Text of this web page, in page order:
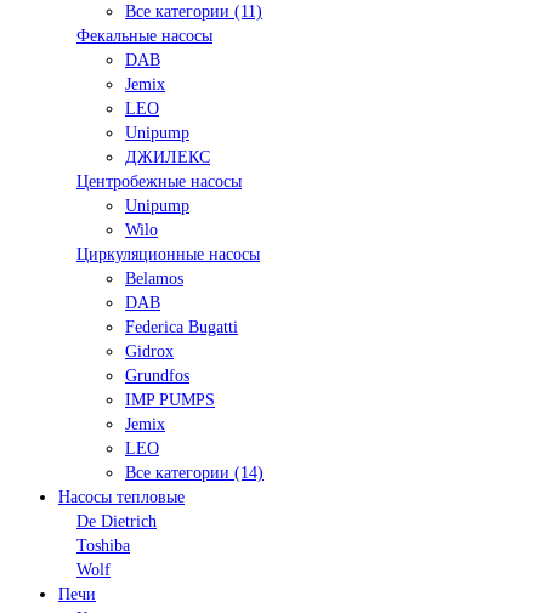
Все категории (11)
Фекальные насосы
DAB
Jemix
LEO
Unipump
ДЖИЛЕКС
Центробежные насосы
Unipump
Wilo
Циркуляционные насосы
Belamos
DAB
Federica Bugatti
Gidrox
Grundfos
IMP PUMPS
Jemix
LEO
Все категории (14)
Насосы тепловые
De Dietrich
Toshiba
Wolf
Печи